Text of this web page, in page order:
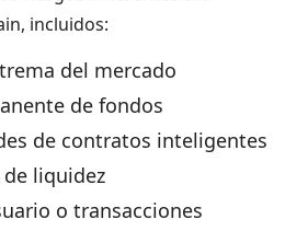
incluidos:
del mercado
de fondos
de contratos inteligentes
liquidez
o transacciones